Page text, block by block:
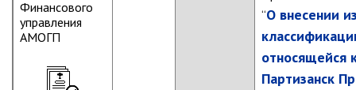
Финансового
управления
АМОГП
“О внесении
относящейся
Партизанск